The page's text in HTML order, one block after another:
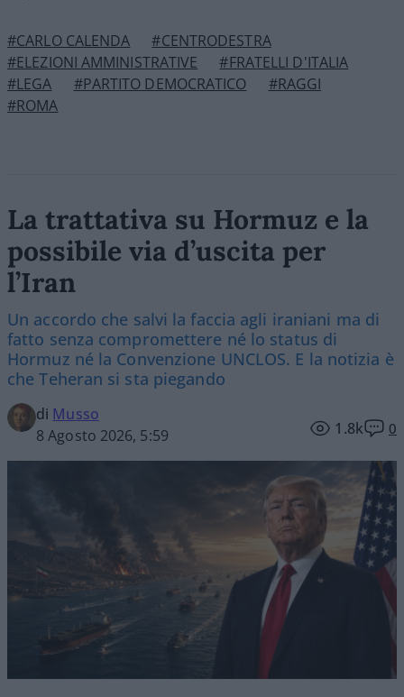
#CARLO CALENDA
#CENTRODESTRA
#ELEZIONI AMMINISTRATIVE
#FRATELLI D'ITALIA
#LEGA
#PARTITO DEMOCRATICO
#RAGGI
#ROMA
La trattativa su Hormuz e la
possibile via d’uscita per
l’Iran
Un accordo che salvi la faccia agli iraniani ma di
fatto senza compromettere né lo status di
Hormuz né la Convenzione UNCLOS. E la notizia è
che Teheran si sta piegando
di Musso
8 Agosto 2026, 5:59
1.8k 0